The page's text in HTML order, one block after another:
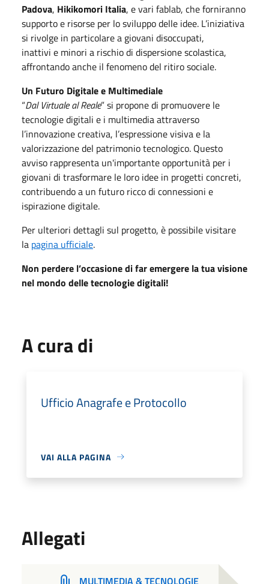
Padova, Hikikomori Italia, e vari fablab, che forniranno
supporto e risorse per lo sviluppo delle idee. L’iniziativa
si rivolge in particolare a giovani disoccupati,
inattivi e minori a rischio di dispersione scolastica,
affrontando anche il fenomeno del ritiro sociale.
Un Futuro Digitale e Multimediale
“Dal Virtuale al Reale” si propone di promuovere le
tecnologie digitali e i multimedia attraverso
l’innovazione creativa, l’espressione visiva e la
valorizzazione del patrimonio tecnologico. Questo
avviso rappresenta un'importante opportunità per i
giovani di trasformare le loro idee in progetti concreti,
contribuendo a un futuro ricco di connessioni e
ispirazione digitale.
Per ulteriori dettagli sul progetto, è possibile visitare
la pagina ufficiale.
Non perdere l’occasione di far emergere la tua visione
nel mondo delle tecnologie digitali!
A cura di
Ufficio Anagrafe e Protocollo
VAI ALLA PAGINA
Allegati
MULTIMEDIA & TECNOLOGIE